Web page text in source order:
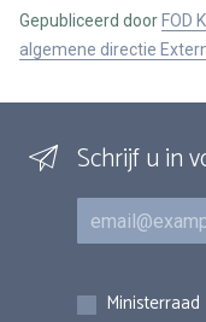
Gepubliceerd door FOD
algemene directie
Schrijf u in
E-mail
Inschrijvingen
Ministerraad